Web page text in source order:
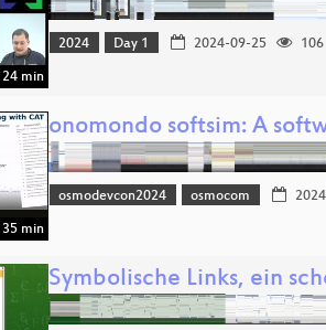
24 min
2024 Day 1 2024-09-25 106
35 min
onomondo softsim: A
osmodevcon2024 osmocom
Symbolische Links, ein